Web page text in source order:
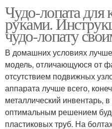
Чудо-лопата для
руками.
чудо-лопату
В домашних условиях
модель, отличающуюся от
отсутствием подвижных
аппарата лучше всего,
металлический инвентарь,
оптимальным решением
пластиковых труб. На